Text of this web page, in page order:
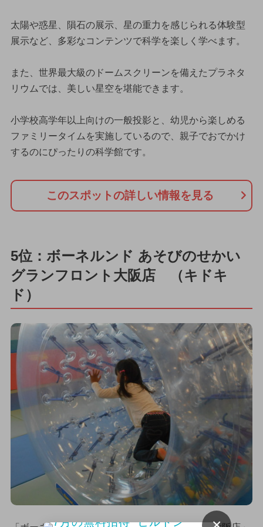
太陽や惑星、隕石の展示、星の重力を感じられる体験型
展示など、多彩なコンテンツで科学を楽しく学べます。
また、世界最大級のドームスクリーンを備えたプラネタ
リウムでは、美しい星空を堪能できます。
小学校高学年以上向けの一般投影と、幼児から楽しめる
ファミリータイムを実施しているので、親子でおでかけ
するのにぴったりの科学館です。
このスポットの詳しい情報を見る
5位：ボーネルンド あそびのせかい
グランフロント大阪店 （キドキ
ド）